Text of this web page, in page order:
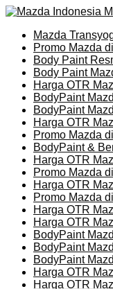
Mazda
Promo Mazda
Body Paint
Body Paint
Harga OTR
BodyPaint
BodyPaint
Harga OTR
Promo Mazda
BodyPaint &
Harga OTR
Promo Mazda
Harga OTR
Promo Mazda
Harga OTR
Harga OTR
BodyPaint
BodyPaint
BodyPaint
Harga OTR
Harga OTR